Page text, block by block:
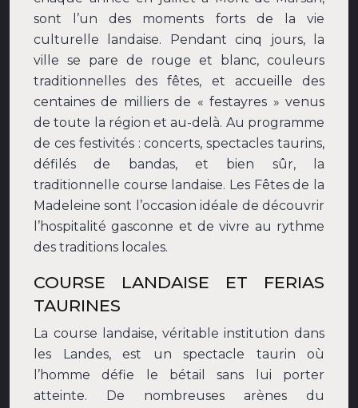
sont l’un des moments forts de la vie
culturelle landaise. Pendant cinq jours, la
ville se pare de rouge et blanc, couleurs
traditionnelles des fêtes, et accueille des
centaines de milliers de « festayres » venus
de toute la région et au-delà. Au programme
de ces festivités : concerts, spectacles taurins,
défilés de bandas, et bien sûr, la
traditionnelle course landaise. Les Fêtes de la
Madeleine sont l’occasion idéale de découvrir
l’hospitalité gasconne et de vivre au rythme
des traditions locales.
COURSE LANDAISE ET FERIAS
TAURINES
La course landaise, véritable institution dans
les Landes, est un spectacle taurin où
l’homme défie le bétail sans lui porter
atteinte. De nombreuses arènes du